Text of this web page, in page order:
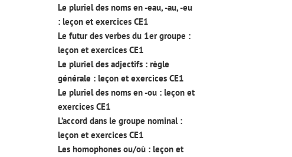
Le pluriel des noms en -eau, -au, -eu
: leçon et exercices CE1
Le futur des verbes du 1er groupe :
leçon et exercices CE1
Le pluriel des adjectifs : règle
générale : leçon et exercices CE1
Le pluriel des noms en -ou : leçon et
exercices CE1
L’accord dans le groupe nominal :
leçon et exercices CE1
Les homophones ou/où : leçon et